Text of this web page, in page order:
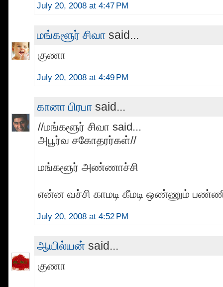
July 20, 2008 at 4:47 PM
மங்களூர் சிவா said...
குணா
July 20, 2008 at 4:49 PM
கானா பிரபா said...
//மங்களூர் சிவா said...
அபூர்வ சகோதரர்கள்//
மங்களூர் அண்ணாச்சி
என்ன வச்சி காமடி கீமடி ஒண்ணும்
July 20, 2008 at 4:52 PM
ஆயில்யன் said...
குணா